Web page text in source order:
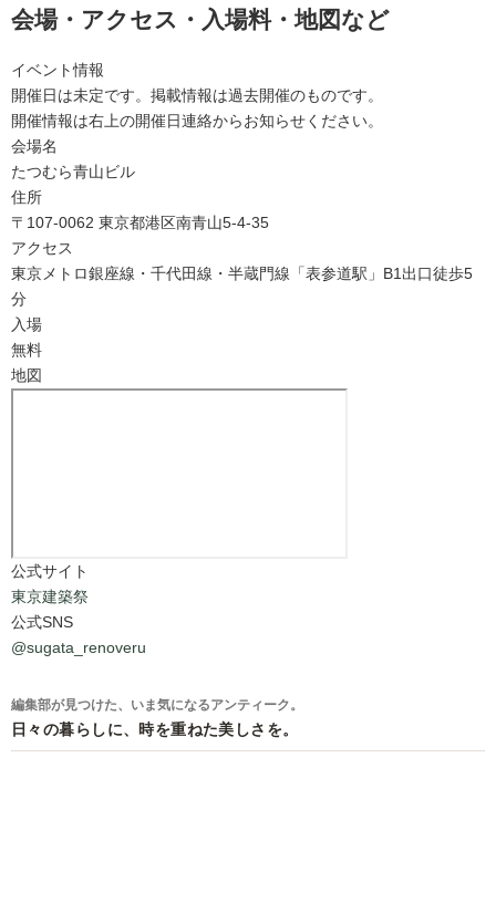
会場・アクセス・入場料・地図など
イベント情報
開催日は未定です。掲載情報は過去開催のものです。
開催情報は右上の開催日連絡からお知らせください。
会場名
たつむら青山ビル
住所
〒107-0062 東京都港区南青山5-4-35
アクセス
東京メトロ銀座線・千代田線・半蔵門線「表参道駅」B1出口徒歩5
分
入場
無料
地図
公式サイト
東京建築祭
公式SNS
@sugata_renoveru
編集部が見つけた、いま気になるアンティーク。
日々の暮らしに、時を重ねた美しさを。